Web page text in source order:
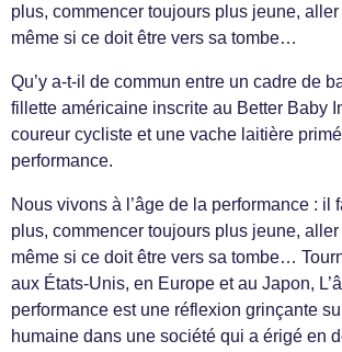
plus, commencer toujours plus jeune,
même si ce doit être vers sa tombe…
Qu’y a-t-il de commun entre un cadre de
fillette américaine inscrite au Better Baby
coureur cycliste et une vache laitière
performance.
Nous vivons à l’âge de la performance : il
plus, commencer toujours plus jeune,
même si ce doit être vers sa tombe…
aux États-Unis, en Europe et au Japon,
performance est une réflexion grinçante
humaine dans une société qui a érigé en